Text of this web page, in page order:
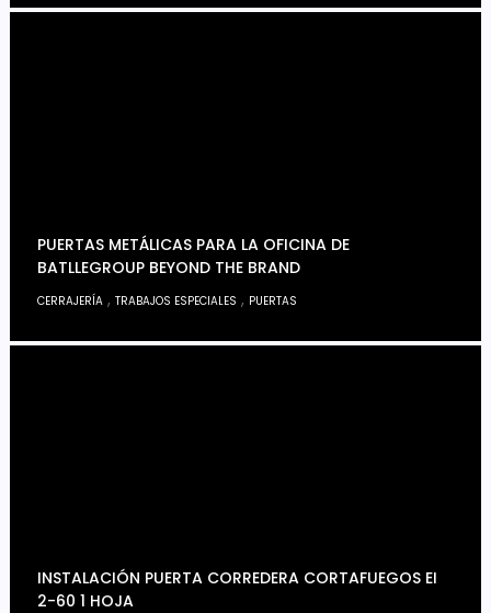
PUERTAS METÁLICAS PARA LA OFICINA DE
BATLLEGROUP BEYOND THE BRAND
CERRAJERÍA ,TRABAJOS ESPECIALES , PUERTAS
INSTALACIÓN PUERTA CORREDERA CORTAFUEGOS EI
2-60 1 HOJA